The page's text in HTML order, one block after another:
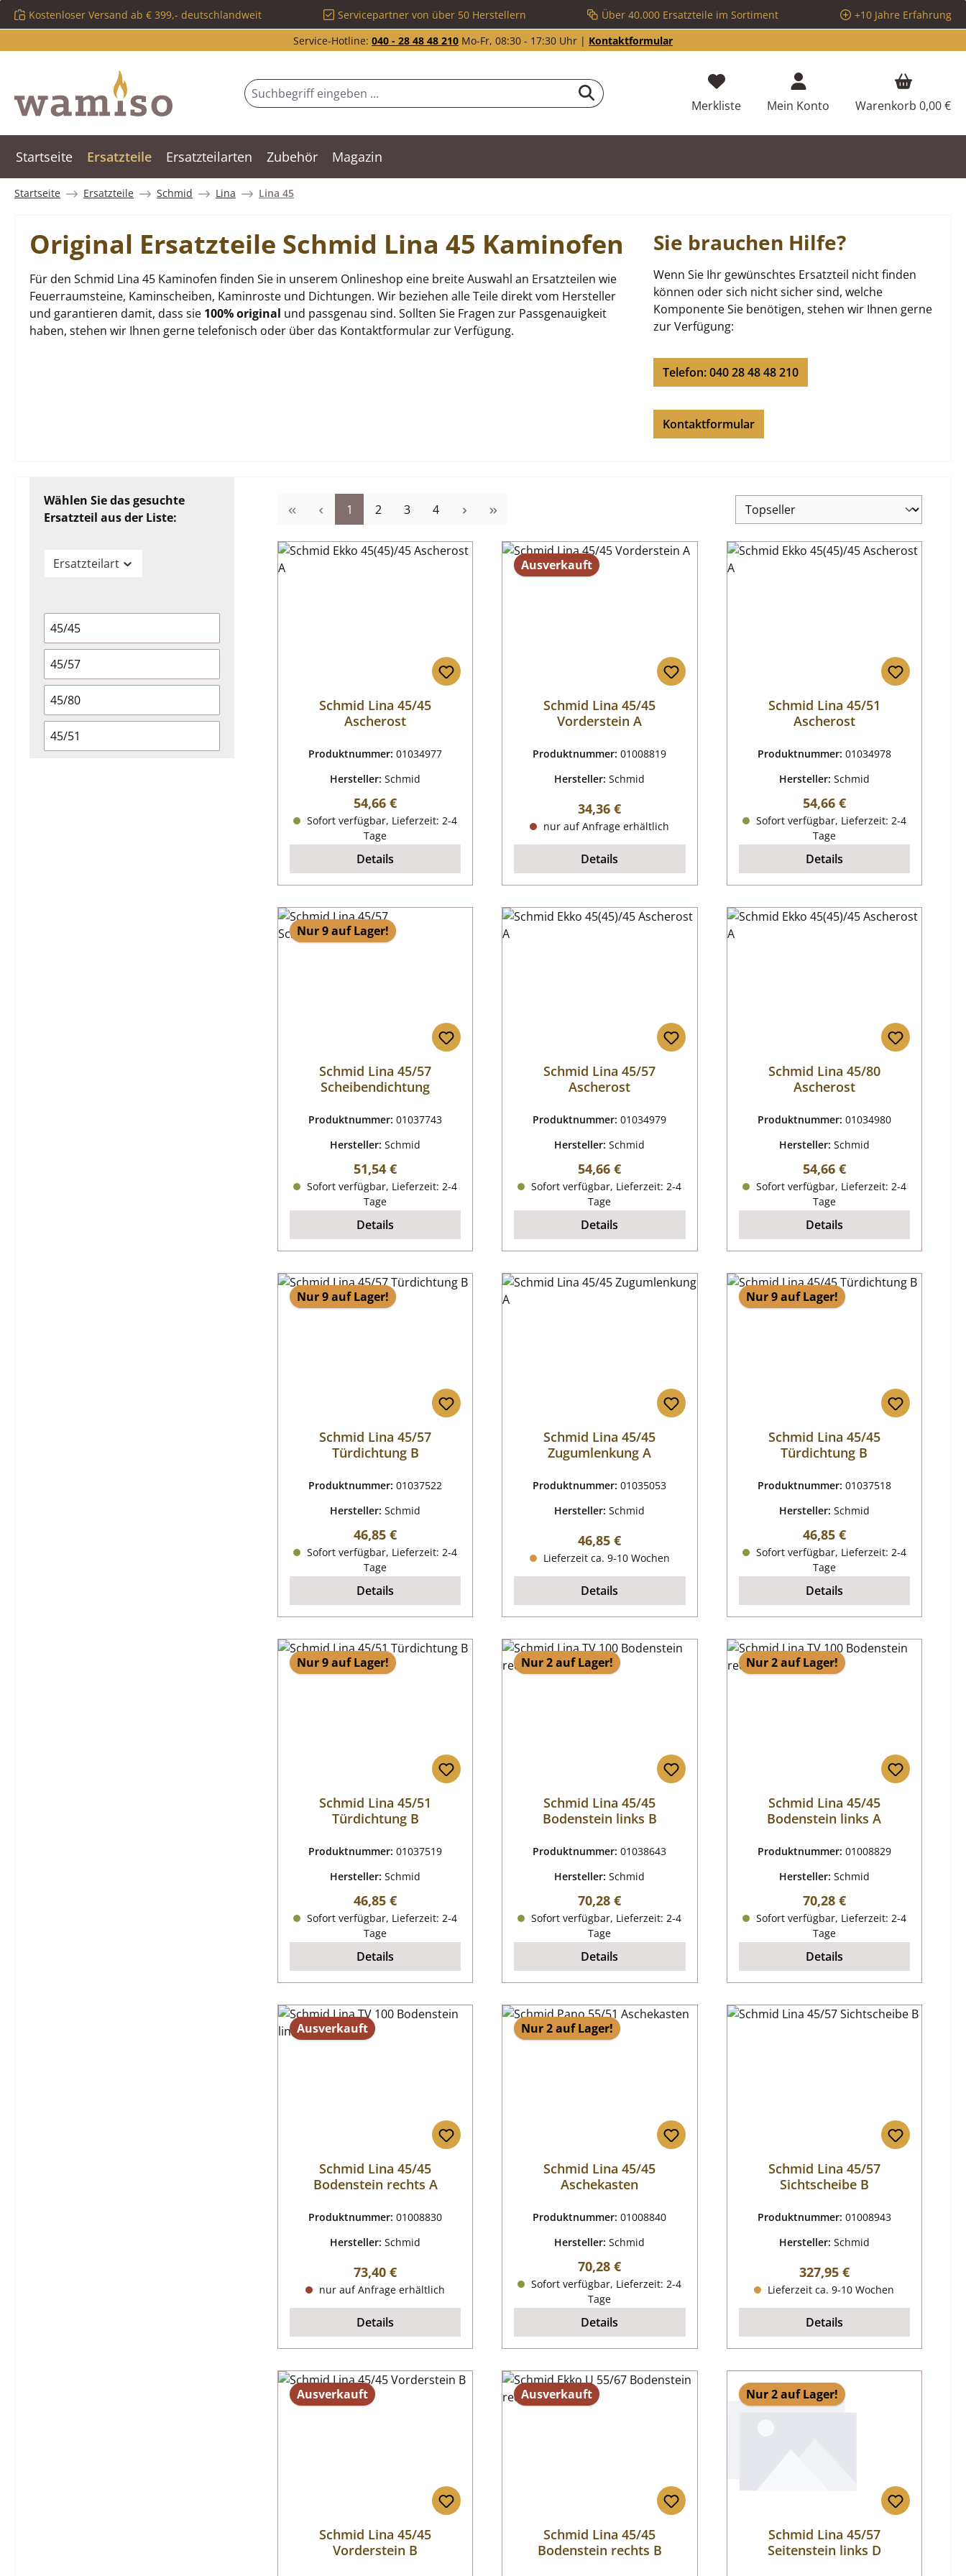
Hauptinhalt springen
Zur Suche springen
Zur Hauptnavigation springen
Kostenloser Versand ab € 399,- deutschlandweit Servicepartner von über 50 Herstellern Über 40.000 Ersatzteile im Sortiment
+10 Jahre Erfahrung
Service-Hotline: 040 - 28 48 48 210 Mo-Fr, 08:30 - 17:30 Uhr | Kontaktformular
MerklisteDu hast 0 Produkte auf dem Merkzettel
Mein Konto Warenkorb 0,00 €
Startseite Ersatzteile Ersatzteilarten Zubehör Magazin
Startseite Ersatzteile Schmid Lina Lina 45
Original Ersatzteile Schmid Lina 45 Kaminofen
Für den Schmid Lina 45 Kaminofen finden Sie in unserem Onlineshop eine breite Auswahl an Ersatzteilen wie
Feuerraumsteine, Kaminscheiben, Kaminroste und Dichtungen. Wir beziehen alle Teile direkt vom Hersteller
und garantieren damit, dass sie 100% original und passgenau sind. Sollten Sie Fragen zur Passgenauigkeit
haben, stehen wir Ihnen gerne telefonisch oder über das Kontaktformular zur Verfügung.
Sie brauchen Hilfe?
Wenn Sie Ihr gewünschtes Ersatzteil nicht finden
können oder sich nicht sicher sind, welche
Komponente Sie benötigen, stehen wir Ihnen gerne
zur Verfügung:
Telefon: 040 28 48 48 210
Kontaktformular
Wählen Sie das gesuchte
Ersatzteil aus der Liste:
Ersatzteilart
45/45
45/57
45/80
45/51
Seite
1 Seite
2 Seite
3 Seite
4
Schmid Lina 45/45
Ascherost
Produktnummer:01034977
Hersteller:Schmid
Regulärer Preis:
54,66 €
Sofort verfügbar, Lieferzeit: 2-4
Tage
Details
Ausverkauft
Schmid Lina 45/45
Vorderstein A
Produktnummer:01008819
Hersteller:Schmid
Regulärer Preis:
34,36 €
nur auf Anfrage erhältlich
Details
Schmid Lina 45/51
Ascherost
Produktnummer: 01034978
Hersteller: Schmid
Regulärer Preis:
54,66 €
Sofort verfügbar, Lieferzeit: 2-4
Tage
Details
Nur 9 auf Lager!
Schmid Lina 45/57
Scheibendichtung
Produktnummer:01037743
Hersteller:Schmid
Regulärer Preis:
51,54 €
Sofort verfügbar, Lieferzeit: 2-4
Tage
Details
Schmid Lina 45/57
Ascherost
Produktnummer:01034979
Hersteller:Schmid
Regulärer Preis:
54,66 €
Sofort verfügbar, Lieferzeit: 2-4
Tage
Details
Schmid Lina 45/80
Ascherost
Produktnummer: 01034980
Hersteller: Schmid
Regulärer Preis:
54,66 €
Sofort verfügbar, Lieferzeit: 2-4
Tage
Details
Nur 9 auf Lager!
Schmid Lina 45/57
Türdichtung B
Produktnummer:01037522
Hersteller:Schmid
Regulärer Preis:
46,85 €
Sofort verfügbar, Lieferzeit: 2-4
Tage
Details
Schmid Lina 45/45
Zugumlenkung A
Produktnummer:01035053
Hersteller:Schmid
Regulärer Preis:
46,85 €
Lieferzeit ca. 9-10 Wochen
Details
Nur 9 auf Lager!
Schmid Lina 45/45
Türdichtung B
Produktnummer: 01037518
Hersteller: Schmid
Regulärer Preis:
46,85 €
Sofort verfügbar, Lieferzeit: 2-4
Tage
Details
Nur 9 auf Lager!
Schmid Lina 45/51
Türdichtung B
Produktnummer:01037519
Hersteller:Schmid
Regulärer Preis:
46,85 €
Sofort verfügbar, Lieferzeit: 2-4
Tage
Details
Nur 2 auf Lager!
Schmid Lina 45/45
Bodenstein links B
Produktnummer:01038643
Hersteller:Schmid
Regulärer Preis:
70,28 €
Sofort verfügbar, Lieferzeit: 2-4
Tage
Details
Nur 2 auf Lager!
Schmid Lina 45/45
Bodenstein links A
Produktnummer: 01008829
Hersteller: Schmid
Regulärer Preis:
70,28 €
Sofort verfügbar, Lieferzeit: 2-4
Tage
Details
Ausverkauft
Schmid Lina 45/45
Bodenstein rechts A
Produktnummer:01008830
Hersteller:Schmid
Regulärer Preis:
73,40 €
nur auf Anfrage erhältlich
Details
Nur 2 auf Lager!
Schmid Lina 45/45
Aschekasten
Produktnummer:01008840
Hersteller:Schmid
Regulärer Preis:
70,28 €
Sofort verfügbar, Lieferzeit: 2-4
Tage
Details
Schmid Lina 45/57
Sichtscheibe B
Produktnummer: 01008943
Hersteller: Schmid
Regulärer Preis:
327,95 €
Lieferzeit ca. 9-10 Wochen
Details
Ausverkauft
Schmid Lina 45/45
Vorderstein B
Ausverkauft
Schmid Lina 45/45
Bodenstein rechts B
Nur 2 auf Lager!
Schmid Lina 45/57
Seitenstein links D